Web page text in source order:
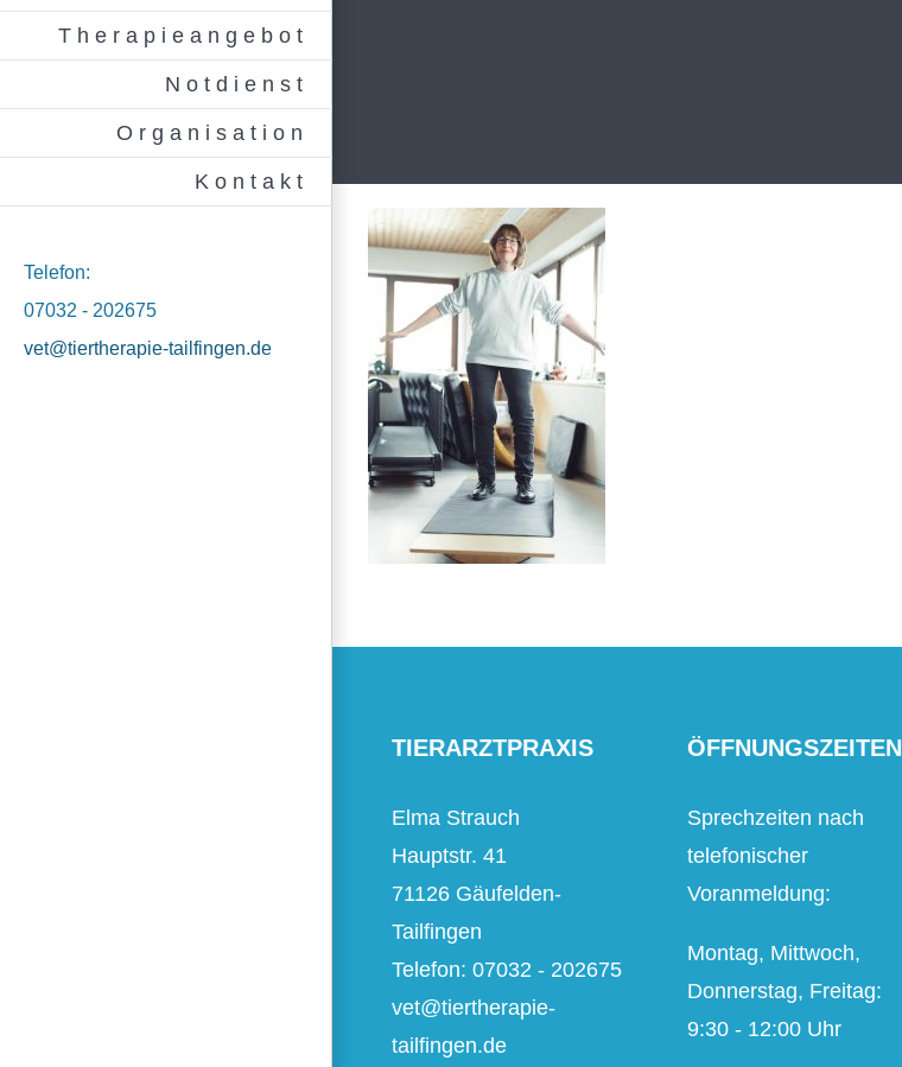
Therapieangebot
Notdienst
Organisation
Kontakt
Telefon:
07032 - 202675
vet@tiertherapie-tailfingen.de
TIERARZTPRAXIS
Elma Strauch
Hauptstr. 41
71126 Gäufelden-
Tailfingen
Telefon: 07032 - 202675
vet@tiertherapie-
tailfingen.de
ÖFFNUNGSZEITEN
Sprechzeiten nach
telefonischer
Voranmeldung:
Montag, Mittwoch,
Donnerstag, Freitag:
9:30 - 12:00 Uhr